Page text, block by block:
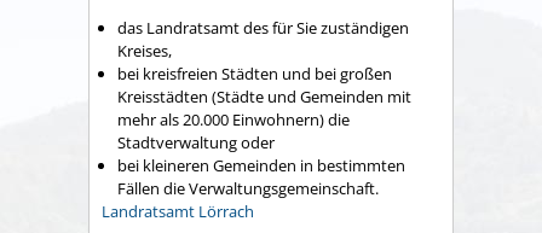
das Landratsamt des für Sie zuständigen
Kreises,
bei kreisfreien Städten und bei großen
Kreisstädten (Städte und Gemeinden mit
mehr als 20.000 Einwohnern) die
Stadtverwaltung oder
bei kleineren Gemeinden in bestimmten
Fällen die Verwaltungsgemeinschaft.
Landratsamt Lörrach